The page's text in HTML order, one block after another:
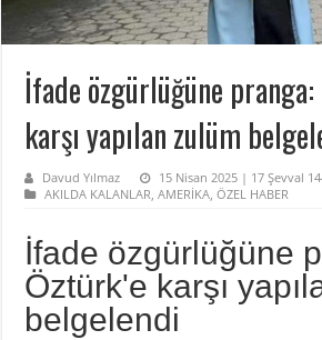
İfade özgürlüğüne pranga:
karşı yapılan zulüm
Davud Yılmaz
15 Nisan 2025 | 17 Şevval
AKILDA KALANLAR,AMERİKA,ÖZEL HABER
İfade özgürlüğüne
Öztürk'e karşı
belgelendi